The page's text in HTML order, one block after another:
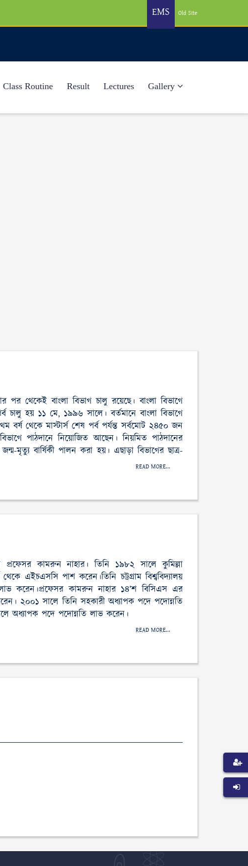
EMS Old Site
Class Routine Result Lectures Gallery
থেকেই বাংলা বিভাগ চালু রয়েছে। বাংলা বিভাগে
চালু হয় ১১ মে, ১৯৯৬ সালে। বর্তমানে বাংলা বিভাগে
থেকে মাস্টার্স শেষ পর্ব পর্যন্ত সর্বমোট ২৪৫০ জন
পাঠদানে নিয়োজিত আছেন। নিয়মিত পাঠদানের
মৃত্যু বার্ষিকী পালন করা হয়। এছাড়া বিভাগের ছাত্র-
READ MORE...
প্রফেসর কামরুন নাহার। তিনি ১৯৮২ সালে কুমিল্লা
এইচএসসি পাশ করেন।তিনি চট্টগ্রাম বিশ্ববিদ্যালয়
করেন।প্রফেসর কামরুন নাহার ১৪’শ বিসিএস এর
২০০১ সালে তিনি সহকারী অধ্যাপক পদে পদোন্নতি
অধ্যাপক পদে পদোন্নতি লাভ করেন।
READ MORE...